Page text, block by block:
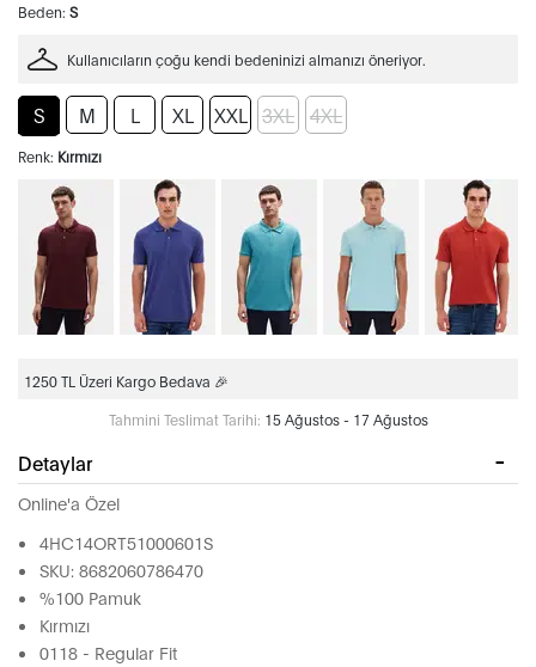
Beden: S
Kullanıcıların çoğu kendi bedeninizi almanızı öneriyor.
S M L XL XXL 3XL 4XL
Renk: Kırmızı
1250 TL Üzeri Kargo Bedava 🎉
Tahmini Teslimat Tarihi: 15 Ağustos - 17 Ağustos
Detaylar
Online'a Özel
4HC14ORT51000601S
SKU: 8682060786470
%100 Pamuk
Kırmızı
0118 - Regular Fit